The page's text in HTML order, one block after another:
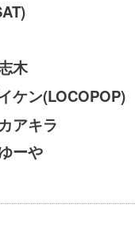
木
ケン(LOCOPOP)
アキラ
ーや